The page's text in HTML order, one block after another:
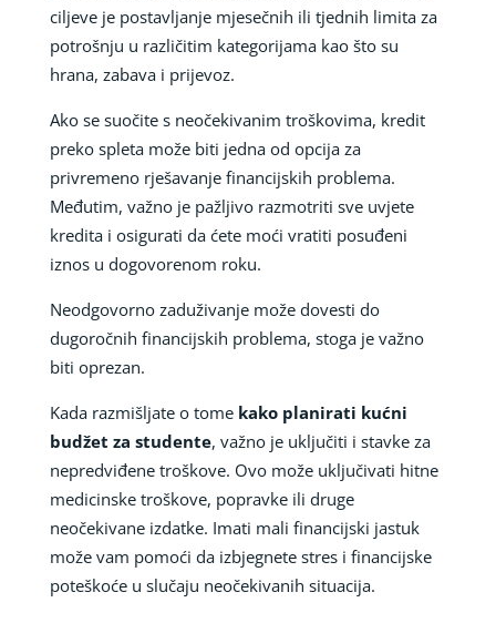
ciljeve je postavljanje mjesečnih ili tjednih limita za
potrošnju u različitim kategorijama kao što su
hrana, zabava i prijevoz.
Ako se suočite s neočekivanim troškovima, kredit
preko spleta može biti jedna od opcija za
privremeno rješavanje financijskih problema.
Međutim, važno je pažljivo razmotriti sve uvjete
kredita i osigurati da ćete moći vratiti posuđeni
iznos u dogovorenom roku.
Neodgovorno zaduživanje može dovesti do
dugoročnih financijskih problema, stoga je važno
biti oprezan.
Kada razmišljate o tome kako planirati kućni
budžet za studente, važno je uključiti i stavke za
nepredviđene troškove. Ovo može uključivati hitne
medicinske troškove, popravke ili druge
neočekivane izdatke. Imati mali financijski jastuk
može vam pomoći da izbjegnete stres i financijske
poteškoće u slučaju neočekivanih situacija.